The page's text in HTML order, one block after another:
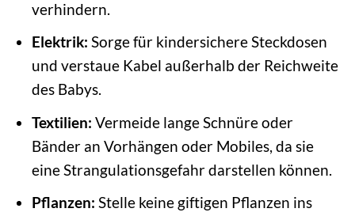
verhindern.
Elektrik: Sorge für kindersichere Steckdosen
und verstaue Kabel außerhalb der Reichweite
des Babys.
Textilien: Vermeide lange Schnüre oder
Bänder an Vorhängen oder Mobiles, da sie
eine Strangulationsgefahr darstellen können.
Pflanzen: Stelle keine giftigen Pflanzen ins